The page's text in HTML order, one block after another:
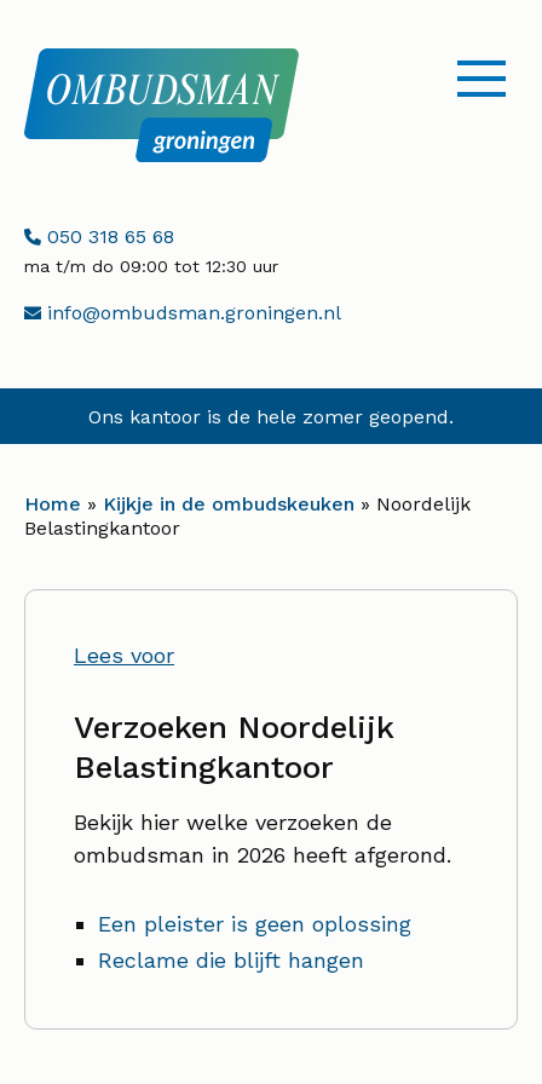
menu
openen
Telefoonnummer:
050 318 65 68
ma t/m do 09:00 tot 12:30 uur
E-info@ombudsman.groningen.nl
Ons kantoor is de hele zomer geopend.
Home » Kijkje in de ombudskeuken » Noordelijk
Belastingkantoor
Lees voor
Verzoeken Noordelijk
Belastingkantoor
Bekijk hier welke verzoeken de
ombudsman in 2026 heeft afgerond.
Een pleister is geen oplossing
Reclame die blijft hangen